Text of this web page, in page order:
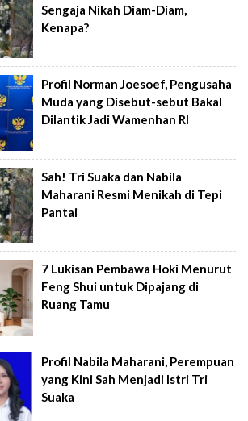
Sengaja Nikah Diam-Diam,
Kenapa?
Profil Norman Joesoef, Pengusaha
Muda yang Disebut-sebut Bakal
Dilantik Jadi Wamenhan RI
Sah! Tri Suaka dan Nabila
Maharani Resmi Menikah di Tepi
Pantai
7 Lukisan Pembawa Hoki Menurut
Feng Shui untuk Dipajang di
Ruang Tamu
Profil Nabila Maharani, Perempuan
yang Kini Sah Menjadi Istri Tri
Suaka